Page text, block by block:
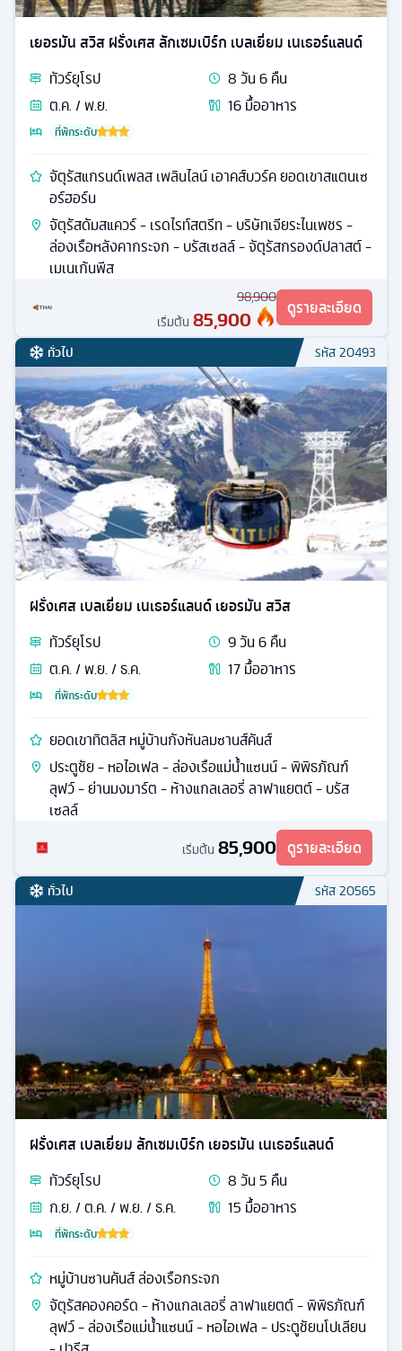
เยอรมัน สวิส ฝรั่งเศส ลักเซมเบิร์ก เบลเยี่ยม เนเธอร์แลนด์
ทัวร์ยุโรป 8วัน6คืน
ต.ค. / พ.ย.
16มื้ออาหาร
ที่พักระดับ
จัตุรัสแกรนด์เพลส เพลินไลน์ เอาคส์บวร์ค ยอดเขาสแตนเซ
อร์ฮอร์น
จัตุรัสดัมสแควร์ - เรดไรท์สตรีท - บริษัทเจียระไนเพชร -
ล่องเรือหลังคากระจก - บรัสเซลล์ - จัตุรัสกรองด์ปลาสต์ -
เมเนเก้นพีส
98,900
เริ่มต้น 85,900 ดูรายละเอียด
ทั่วไป รหัส20493
ฝรั่งเศส เบลเยี่ยม เนเธอร์แลนด์ เยอรมัน สวิส
ทัวร์ยุโรป 9วัน6คืน
ต.ค. / พ.ย. / ธ.ค.
17มื้ออาหาร
ที่พักระดับ
ยอดเขาทิตลิส หมู่บ้านกังหันลมซานส์คันส์
ประตูชัย - หอไอเฟล - ล่องเรือแม่น้ำแซนน์ - พิพิธภัณฑ์
ลุฟว์ - ย่านมงมาร์ต - ห้างแกลเลอรี่ ลาฟาแยตต์ - บรัส
เซลล์
เริ่มต้น 85,900 ดูรายละเอียด
ทั่วไป รหัส20565
ฝรั่งเศส เบลเยี่ยม ลักเซมเบิร์ก เยอรมัน เนเธอร์แลนด์
ทัวร์ยุโรป 8วัน5 คืน
ก.ย. / ต.ค. / พ.ย. / ธ.ค.
15 มื้ออาหาร
ที่พักระดับ
หมู่บ้านซานคันส์ ล่องเรือกระจก
จัตุรัสคองคอร์ด - ห้างแกลเลอรี่ ลาฟาแยตต์ - พิพิธภัณฑ์
ลุฟว์ - ล่องเรือแม่น้ำแซนน์ - หอไอเฟล - ประตูชัยนโปเลียน